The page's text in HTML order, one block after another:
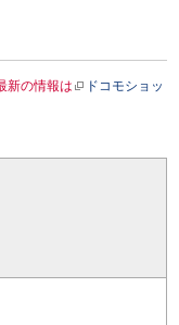
新の情報は
ドコモショッ